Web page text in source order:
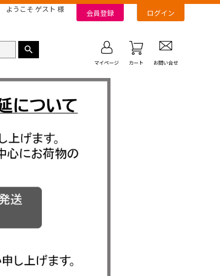
ようこそ ゲスト 様 会員登録 ログイン
マイページ カート お問い合せ